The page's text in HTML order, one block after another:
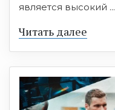
является высокий ...
Читать далее